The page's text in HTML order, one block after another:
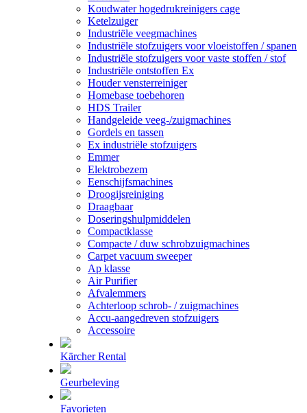
Koudwater hogedrukreinigers cage
Ketelzuiger
Industriële veegmachines
Industriële stofzuigers voor vloeistoffen / spanen
Industriële stofzuigers voor vaste stoffen / stof
Industriële ontstoffen Ex
Houder vensterreiniger
Homebase toebehoren
HDS Trailer
Handgeleide veeg-/zuigmachines
Gordels en tassen
Ex industriële stofzuigers
Emmer
Elektrobezem
Eenschijfsmachines
Droogijsreiniging
Draagbaar
Doseringshulpmiddelen
Compactklasse
Compacte / duw schrobzuigmachines
Carpet vacuum sweeper
Ap klasse
Air Purifier
Afvalemmers
Achterloop schrob- / zuigmachines
Accu-aangedreven stofzuigers
Accessoire
Kärcher Rental
Geurbeleving
Favorieten